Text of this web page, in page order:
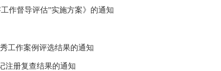
作督导评估”实施方案》的通知
工作案例评选结果的通知
注册复查结果的通知